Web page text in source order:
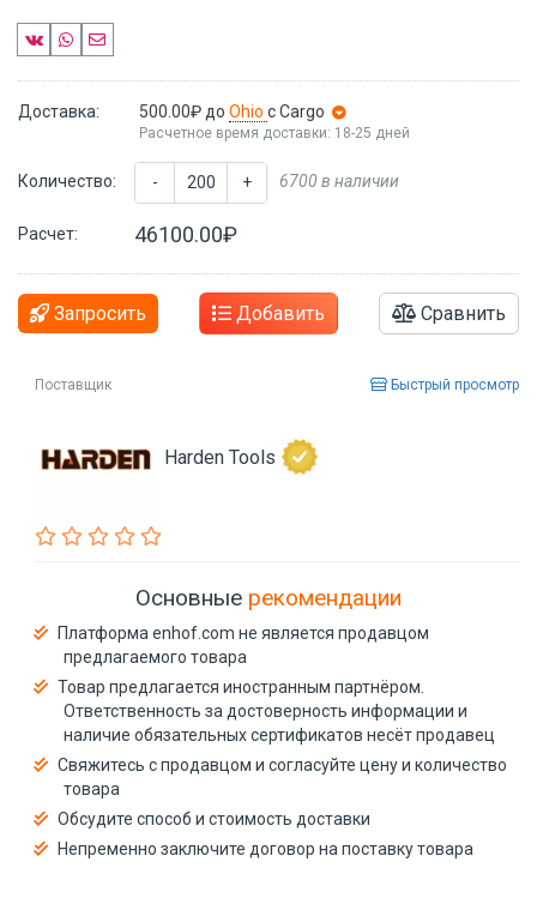
Доставка: 500.00₽ до Ohio с Cargo
Расчетное время доставки: 18-25 дней
Количество: - + 6700 в наличии
Расчет: 46100.00₽
Запросить Добавить Сравнить
Поставщик Быстрый просмотр
Harden Tools
Основные рекомендации
Платформа enhof.com не является продавцом
предлагаемого товара
Товар предлагается иностранным партнёром.
Ответственность за достоверность информации и
наличие обязательных сертификатов несёт продавец
Свяжитесь с продавцом и согласуйте цену и количество
товара
Обсудите способ и стоимость доставки
Непременно заключите договор на поставку товара